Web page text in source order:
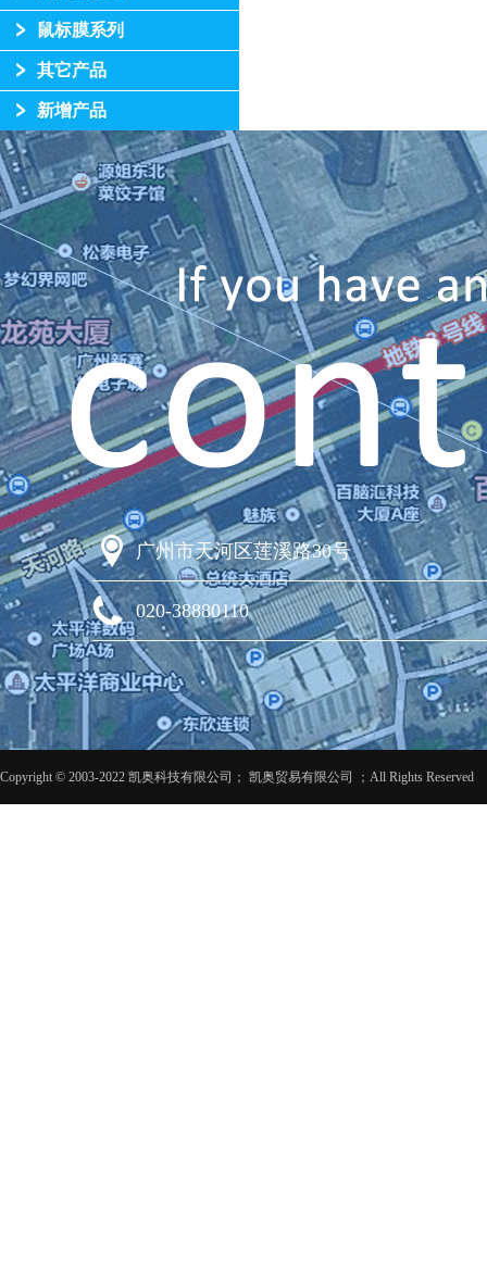
鼠标膜系列
其它产品
新增产品
广州市天河区莲溪路30号
020-38880110
Copyright © 2003-2022 凯奥科技有限公司； 凯奥贸易有限公司 ；All Rights Reserved